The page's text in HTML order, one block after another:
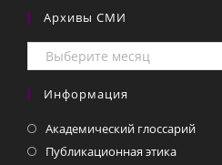
Архивы СМИ
Архивы
СМИ
Информация
Академический глоссарий
Публикационная этика